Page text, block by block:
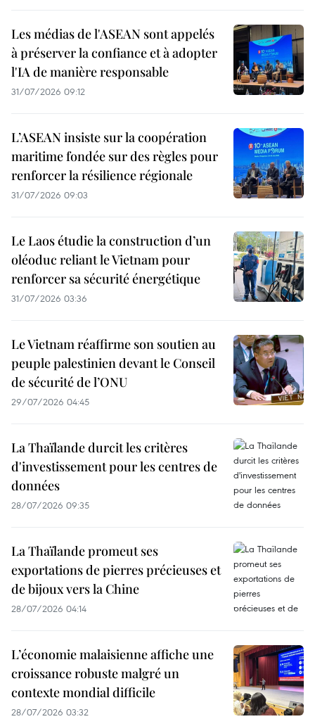
Les médias de l'ASEAN sont appelés
à préserver la confiance et à adopter
l'IA de manière responsable
31/07/2026 09:12
L’ASEAN insiste sur la coopération
maritime fondée sur des règles pour
renforcer la résilience régionale
31/07/2026 09:03
Le Laos étudie la construction d’un
oléoduc reliant le Vietnam pour
renforcer sa sécurité énergétique
31/07/2026 03:36
Le Vietnam réaffirme son soutien au
peuple palestinien devant le Conseil
de sécurité de l’ONU
29/07/2026 04:45
La Thaïlande durcit les critères
d'investissement pour les centres de
données
28/07/2026 09:35
La Thaïlande promeut ses
exportations de pierres précieuses et
de bijoux vers la Chine
28/07/2026 04:14
L’économie malaisienne affiche une
croissance robuste malgré un
contexte mondial difficile
28/07/2026 03:32